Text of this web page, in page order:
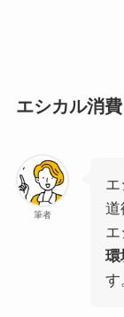
エシカル消
筆者
エ
道
エ
環
す